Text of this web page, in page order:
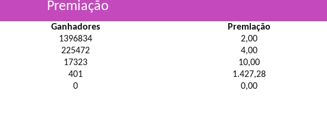
Premiação
Ganhadores
Premiação
1396834
2,00
225472
4,00
17323
10,00
401
1.427,28
0 0,00